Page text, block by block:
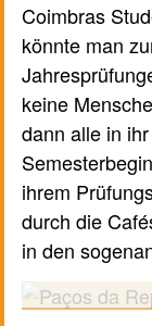
Coimbras
könnte man
keine
dann alle in
ihrem
durch die
in den